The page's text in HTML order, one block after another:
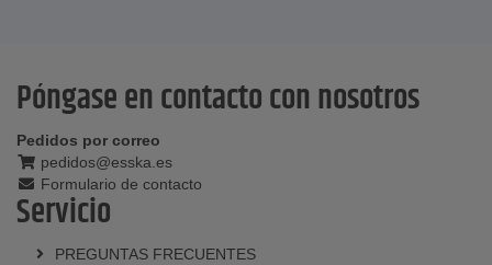
Póngase en contacto con nosotros
Pedidos por correo
pedidos@esska.es
Formulario de contacto
Servicio
PREGUNTAS FRECUENTES